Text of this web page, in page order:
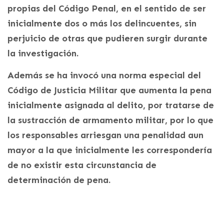
propias del Código Penal, en el sentido de ser
inicialmente dos o más los delincuentes, sin
perjuicio de otras que pudieren surgir durante
la investigación.
Además se ha invocó una norma especial del
Código de Justicia Militar que aumenta la pena
inicialmente asignada al delito, por tratarse de
la sustracción de armamento militar, por lo que
los responsables arriesgan una penalidad aun
mayor a la que inicialmente les correspondería
de no existir esta circunstancia de
determinación de pena.